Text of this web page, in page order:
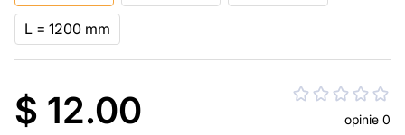
L = 1200 mm
$ 12.00 opinie 0